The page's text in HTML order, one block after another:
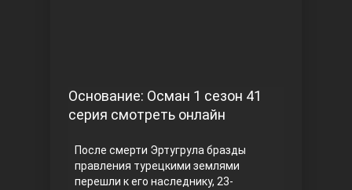
Основание: Осман 1 сезон 41
серия смотреть онлайн
После смерти Эртугрула бразды
правления турецкими землями
перешли к его наследнику, 23-